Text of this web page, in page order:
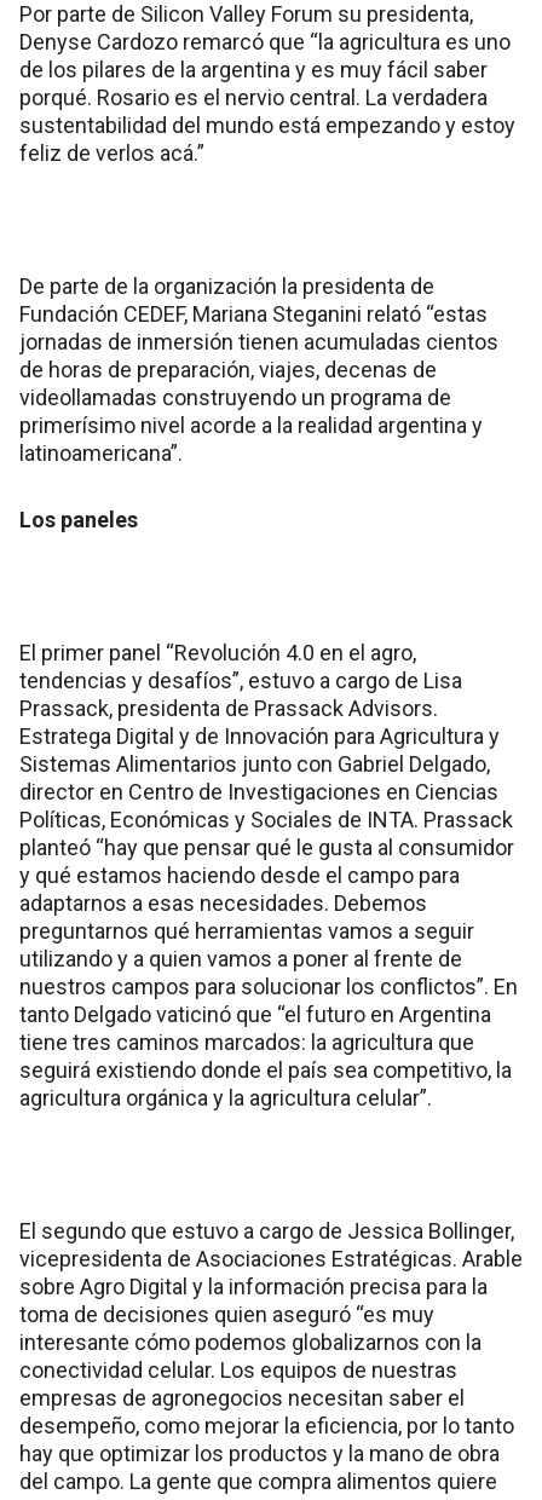
Por parte de Silicon Valley Forum su presidenta,
Denyse Cardozo remarcó que “la agricultura es uno
de los pilares de la argentina y es muy fácil saber
porqué. Rosario es el nervio central. La verdadera
sustentabilidad del mundo está empezando y estoy
feliz de verlos acá.”
De parte de la organización la presidenta de
Fundación CEDEF, Mariana Steganini relató “estas
jornadas de inmersión tienen acumuladas cientos
de horas de preparación, viajes, decenas de
videollamadas construyendo un programa de
primerísimo nivel acorde a la realidad argentina y
latinoamericana”.
Los paneles
El primer panel “Revolución 4.0 en el agro,
tendencias y desafíos”, estuvo a cargo de Lisa
Prassack, presidenta de Prassack Advisors.
Estratega Digital y de Innovación para Agricultura y
Sistemas Alimentarios junto con Gabriel Delgado,
director en Centro de Investigaciones en Ciencias
Políticas, Económicas y Sociales de INTA. Prassack
planteó “hay que pensar qué le gusta al consumidor
y qué estamos haciendo desde el campo para
adaptarnos a esas necesidades. Debemos
preguntarnos qué herramientas vamos a seguir
utilizando y a quien vamos a poner al frente de
nuestros campos para solucionar los conflictos”. En
tanto Delgado vaticinó que “el futuro en Argentina
tiene tres caminos marcados: la agricultura que
seguirá existiendo donde el país sea competitivo, la
agricultura orgánica y la agricultura celular”.
El segundo que estuvo a cargo de Jessica Bollinger,
vicepresidenta de Asociaciones Estratégicas. Arable
sobre Agro Digital y la información precisa para la
toma de decisiones quien aseguró “es muy
interesante cómo podemos globalizarnos con la
conectividad celular. Los equipos de nuestras
empresas de agronegocios necesitan saber el
desempeño, como mejorar la eficiencia, por lo tanto
hay que optimizar los productos y la mano de obra
del campo. La gente que compra alimentos quiere